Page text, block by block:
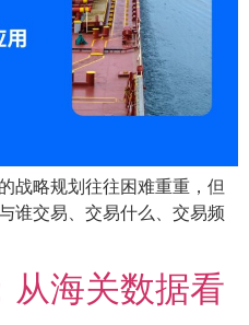
战略规划往往困难重重，但
交易、交易什么、交易频
从海关数据看